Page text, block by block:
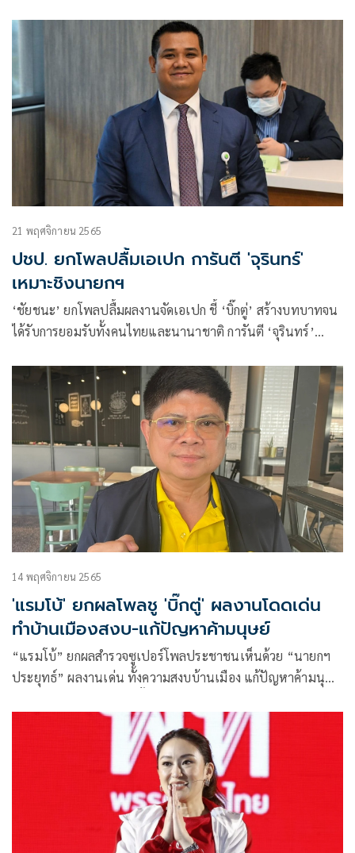
4 เดือน วอนหยุดเคลื่อนไหว
21 พฤศจิกายน 2565
ปชป. ยกโพลปลื้มเอเปก การันตี 'จุรินทร์'
เหมาะชิงนายกฯ
‘ชัยชนะ’ ยกโพลปลื้มผลงานจัดเอเปก ชี้ ‘บิ๊กตู่’ สร้างบทบาทจน
ได้รับการยอมรับทั้งคนไทยและนานาชาติ การันตี ‘จุรินทร์’
14 พฤศจิกายน 2565
'แรมโบ้' ยกผลโพลชู 'บิ๊กตู่' ผลงานโดดเด่น
ทำบ้านเมืองสงบ-แก้ปัญหาค้ามนุษย์
“แรมโบ้” ยกผลสำรวจซูเปอร์โพลประชาชนเห็นด้วย “นายกฯ
ประยุทธ์” ผลงานเด่น ทั้งความสงบบ้านเมือง แก้ปัญหาค้ามนุษย์
ประชาชนเชื่อมั่น อย่าฟังข่าวสารเท็จ